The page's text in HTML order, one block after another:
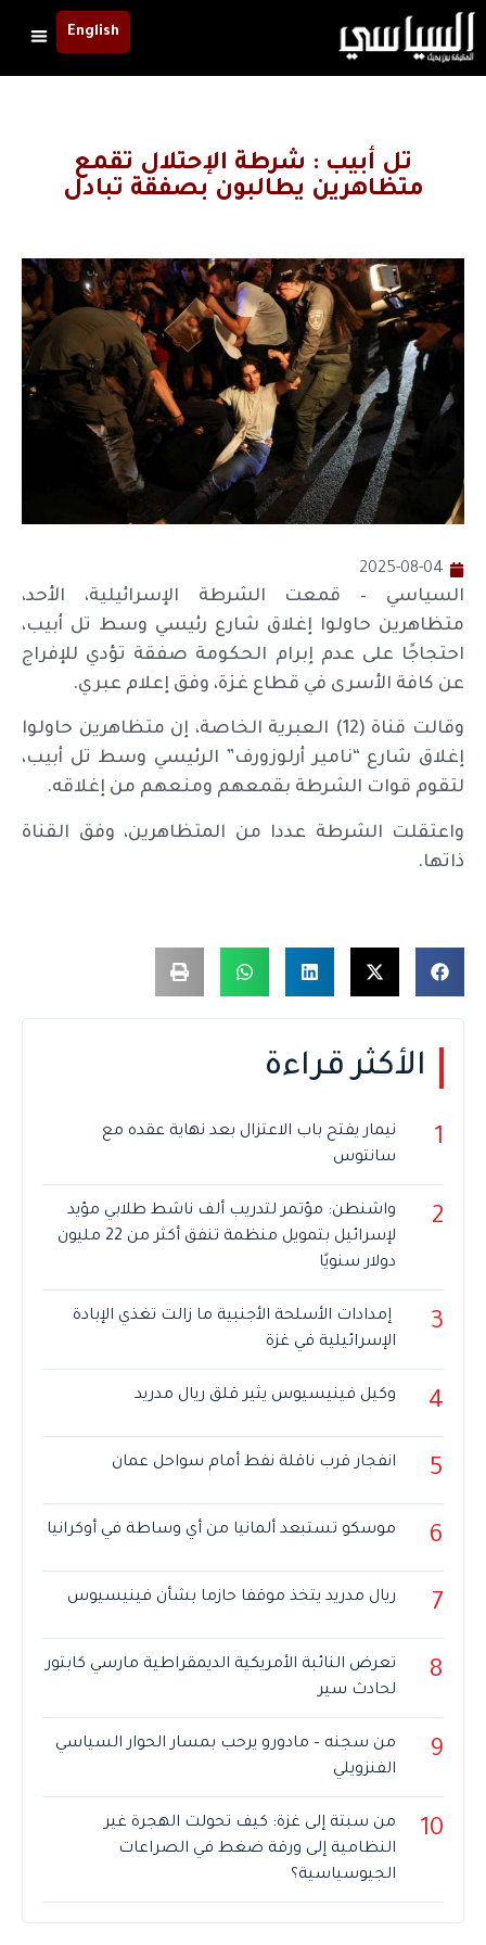
English
تل أبيب : شرطة الإحتلال تقمع
متظاهرين يطالبون بصفقة تبادل
2025-08-04
السياسي – قمعت الشرطة الإسرائيلية، الأحد،
متظاهرين حاولوا إغلاق شارع رئيسي وسط تل أبيب،
احتجاجًا على عدم إبرام الحكومة صفقة تؤدي للإفراج
عن كافة الأسرى في قطاع غزة، وفق إعلام عبري.
وقالت قناة (12) العبرية الخاصة، إن متظاهرين حاولوا
إغلاق شارع “نامير أرلوزورف” الرئيسي وسط تل أبيب،
لتقوم قوات الشرطة بقمعهم ومنعهم من إغلاقه.
واعتقلت الشرطة عددا من المتظاهرين، وفق القناة
ذاتها.
الأكثر قراءة
1
نيمار يفتح باب الاعتزال بعد نهاية عقده مع
سانتوس
2
واشنطن: مؤتمر لتدريب ألف ناشط طلابي مؤيد
لإسرائيل بتمويل منظمة تنفق أكثر من 22 مليون
دولار سنويًا
3
إمدادات الأسلحة الأجنبية ما زالت تغذي الإبادة
الإسرائيلية في غزة
4 وكيل فينيسيوس يثير قلق ريال مدريد
5 انفجار قرب ناقلة نفط أمام سواحل عمان
6 موسكو تستبعد ألمانيا من أي وساطة في أوكرانيا
7 ريال مدريد يتخذ موقفا حازما بشأن فينيسيوس
8
تعرض النائبة الأمريكية الديمقراطية مارسي كابتور
لحادث سير
9
من سجنه – مادورو يرحب بمسار الحوار السياسي
الفنزويلي
10
من سبتة إلى غزة: كيف تحولت الهجرة غير
النظامية إلى ورقة ضغط في الصراعات
الجيوسياسية؟